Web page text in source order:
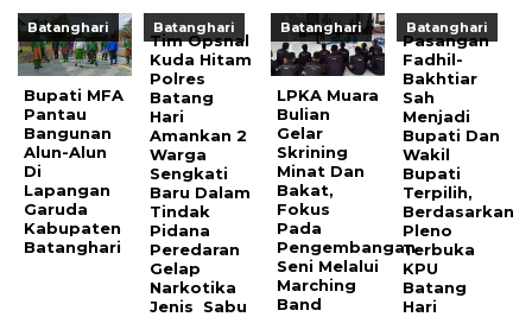
Batanghari
Bupati MFA
Pantau
Bangunan
Alun-Alun
Di
Lapangan
Garuda
Kabupaten
Batanghari
Batanghari
Tim Opsnal
Kuda Hitam
Polres
Batang
Hari
Amankan 2
Warga
Sengkati
Baru Dalam
Tindak
Pidana
Peredaran
Gelap
Narkotika
Jenis Sabu
Batanghari
LPKA Muara
Bulian
Gelar
Skrining
Minat Dan
Bakat,
Fokus
Pada
Pengembangan
Seni Melalui
Marching
Band
Batanghari
Pasangan
Fadhil-
Bakhtiar
Sah
Menjadi
Bupati Dan
Wakil
Bupati
Terpilih,
Berdasarkan
Pleno
Terbuka
KPU
Batang
Hari